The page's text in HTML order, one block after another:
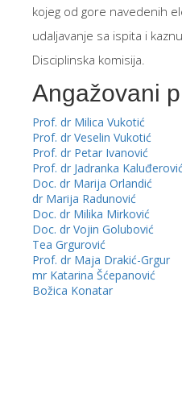
kojeg od gore navedenih
udaljavanje sa ispita i
Disciplinska komisija.
Angažovani
Prof. dr Milica Vukotić
Prof. dr Veselin Vukotić
Prof. dr Petar Ivanović
Prof. dr Jadranka Kaluđerović
Doc. dr Marija Orlandić
dr Marija Radunović
Doc. dr Milika Mirković
Doc. dr Vojin Golubović
Tea Grgurović
Prof. dr Maja Drakić-Grgur
mr Katarina Šćepanović
Božica Konatar